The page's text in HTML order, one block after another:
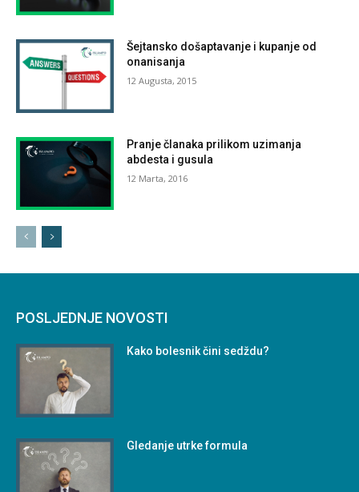
Šejtansko došaptavanje i kupanje od
onanisanja
12 Augusta, 2015
Pranje članaka prilikom uzimanja
abdesta i gusula
12 Marta, 2016
POSLJEDNJE NOVOSTI
Kako bolesnik čini sedždu?
Gledanje utrke formula